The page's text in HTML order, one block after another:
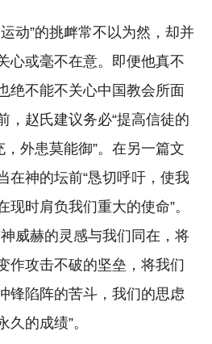
动”的挑衅常不以为然，却并
心或毫不在意。即便他真不
绝不能不关心中国教会所面
，赵氏建议务必“提高信徒的
，外患莫能御”。在另一篇文
在神的坛前“恳切呼吁，使我
时肩负我们重大的使命”。
威赫的灵感与我们同在，将
作攻击不破的坚垒，将我们
锋陷阵的苦斗，我们的思虑
的成绩”。